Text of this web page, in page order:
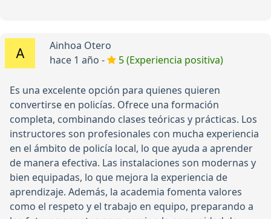
Ainhoa Otero
hace 1 año -
5 (Experiencia positiva)
Es una excelente opción para quienes quieren
convertirse en policías. Ofrece una formación
completa, combinando clases teóricas y prácticas. Los
instructores son profesionales con mucha experiencia
en el ámbito de policía local, lo que ayuda a aprender
de manera efectiva. Las instalaciones son modernas y
bien equipadas, lo que mejora la experiencia de
aprendizaje. Además, la academia fomenta valores
como el respeto y el trabajo en equipo, preparando a